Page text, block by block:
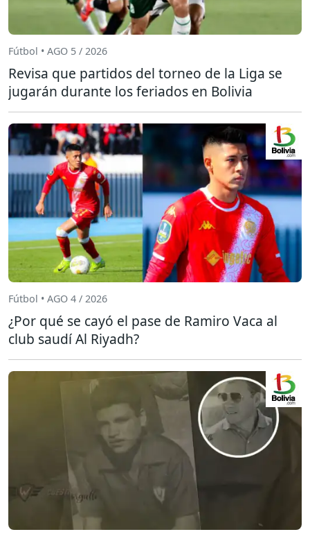
Fútbol • AGO 5 / 2026
Revisa que partidos del torneo de la Liga se
jugarán durante los feriados en Bolivia
Fútbol • AGO 4 / 2026
¿Por qué se cayó el pase de Ramiro Vaca al
club saudí Al Riyadh?